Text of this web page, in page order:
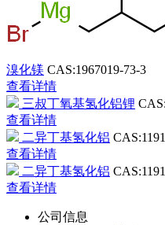
溴化镁 CAS:1967019-73-3
查看详情
三叔丁氧基氢化铝锂
查看详情
二异丁基氢化铝
查看详情
二异丁基氢化铝
查看详情
公司信息